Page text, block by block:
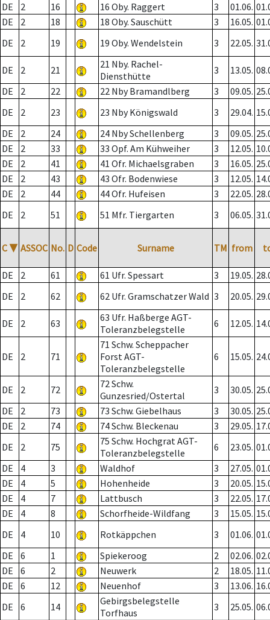
DE
2 16 16 Oby. Raggert 3 01.06.
DE
2 18 18 Oby. Sauschütt 3 16.05.
DE
2 19 19 Oby. Wendelstein 3 22.05.
DE 2 21
21 Nby. Rachel-
Diensthütte
3 13.05.
DE
2 22 22 Nby Bramandlberg 3 09.05.
DE
2 23 23 Nby Königswald 3 29.04.
DE
2 24 24 Nby Schellenberg 3 09.05.
DE
2 33 33 Opf. Am Kühweiher 3 12.05.
DE
2 41 41 Ofr. Michaelsgraben 3 16.05.
DE
2 43 43 Ofr. Bodenwiese 3 12.05.
DE
2 44 44 Ofr. Hufeisen 3 22.05.
DE
2 51 51 Mfr. Tiergarten 3 06.05.
C ▼ ASSOC No. D Code Surname TM from
DE 2 61 61 Ufr. Spessart 3 19.05.
DE
2 62 62 Ufr. Gramschatzer Wald 3 20.05.
DE 2 63
63 Ufr. Haßberge AGT-
Toleranzbelegstelle
6 12.05.
DE 2 71
71 Schw. Scheppacher
Forst AGT-
Toleranzbelegstelle
6 15.05.
DE 2 72
72 Schw.
Gunzesried/Ostertal
3 30.05.
DE
2 73 73 Schw. Giebelhaus 3 30.05.
DE
2 74 74 Schw. Bleckenau 3 29.05.
DE
2 75
75 Schw. Hochgrat AGT-
Toleranzbelegstelle
6 23.05.
DE
4 3 Waldhof 3 27.05.
DE
4 5 Hohenheide 3 20.05.
DE
4 7 Lattbusch 3 22.05.
DE
4 8 Schorfheide-Wildfang 3 15.05.
DE
4 10 Rotkäppchen 3 01.06.
DE
6 1 Spiekeroog 2 02.06.
DE
6 2 Neuwerk 2 18.05.
DE
6 12 Neuenhof 3 13.06.
DE
6 14
Gebirgsbelegstelle
Torfhaus
3 25.05.